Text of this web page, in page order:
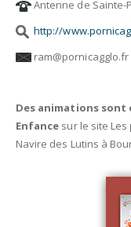
Antenne de Sainte-
http://
ram@pornicagglo.fr
Des animations sont
Enfance sur le site Les
Navire des Lutins à